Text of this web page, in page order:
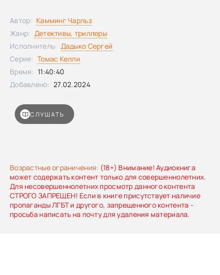
французского бухгалтера. Но когда на юге Франции
пропала Амелия Левин, которой в скором времени
предстояло взять на себя роль первой женщины-
начальника МИ-6, британская Секретная
разведывательная служба столкнулась едва ли не с
самым серьезным кризисом в своей истории. Отчаявшись
не только найти Левин, но и не допустить, чтобы скандал
просочился в прессу, британские высокопоставленные
своих опальных экс-офицеров. Устремляясь по следу,
который приводит его во Францию, а затем в Тунис, Келли
раскрывает шокирующий тайный заговор, который может
Возрастные ограничения: (18+) Внимание! Аудиокнига
может содержать контент только для совершеннолетних.
Для несовершеннолетних просмотр данного контента
СТРОГО ЗАПРЕЩЕН! Если в книге присутствует наличие
пропаганды ЛГБТ и другого, запрещенного контента -
просьба написать на почту для удаления материала.
СЛУШАТЬ
Автор: Камминг Чарльз
Жанр: Детективы, триллеры
Исполнитель: Дадыко Сергей
Серия: Томас Келли
Время: 11:40:40
Добавлено: 27.02.2024